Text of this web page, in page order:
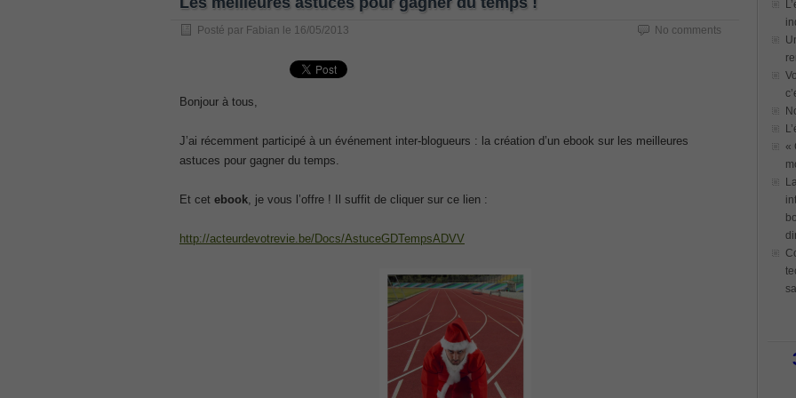
GCFA
, /
, /
70-980 pdf
070-685
070-243
Posté par Fabian le 16/05/2013 No comments
Bonjour à tous,
J’ai récemment participé à un événement inter-blogueurs : la création d’un ebook sur les meilleures
astuces pour gagner du temps.
Et cet ebook, je vous l’offre ! Il suffit de cliquer sur ce lien :
http://acteurdevotrevie.be/Docs/AstuceGDTempsADVV
«